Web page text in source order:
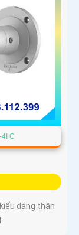
C
dáng thân